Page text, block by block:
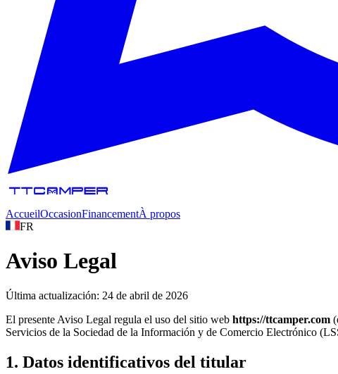
AccueilOccasionFinancementÀ propos
FR
Aviso Legal
Última actualización: 24 de abril de 2026
El presente Aviso Legal regula el uso del sitio web https://ttcamper.com
Servicios de la Sociedad de la Información y de Comercio Electrónico
1. Datos identificativos del titular